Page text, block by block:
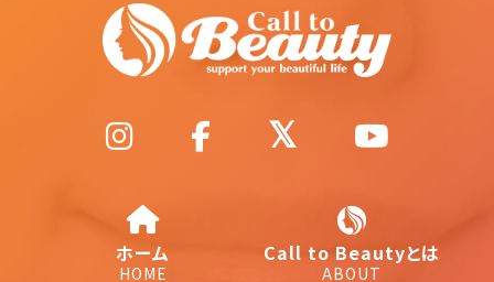
ホーム
HOME
Call to Beautyとは
ABOUT